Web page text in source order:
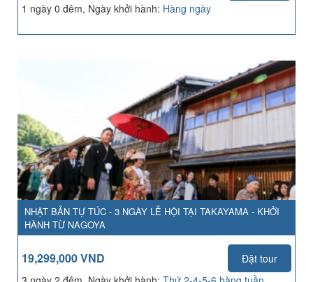
1 ngày 0 đêm, Ngày khởi hành: Hàng ngày
NHẬT BẢN TỰ TÚC - 3 NGÀY LỄ HỘI TẠI TAKAYAMA - KHỞI
HÀNH TỪ NAGOYA
19,299,000 VND
Đặt tour